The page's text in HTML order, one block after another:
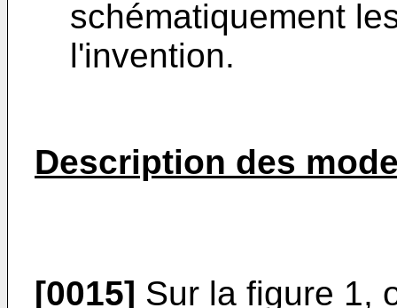
schématiquement
l'invention.
Description des
[0015] Sur la figure 1,